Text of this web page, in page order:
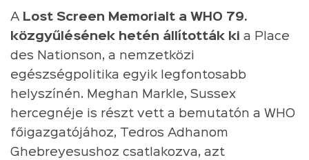
A Lost Screen Memorialt a WHO 79.
közgyűlésének hetén állították ki a Place
des Nationson, a nemzetközi
egészségpolitika egyik legfontosabb
helyszínén. Meghan Markle, Sussex
hercegnéje is részt vett a bemutatón a WHO
főigazgatójához, Tedros Adhanom
Ghebreyesushoz csatlakozva, azt